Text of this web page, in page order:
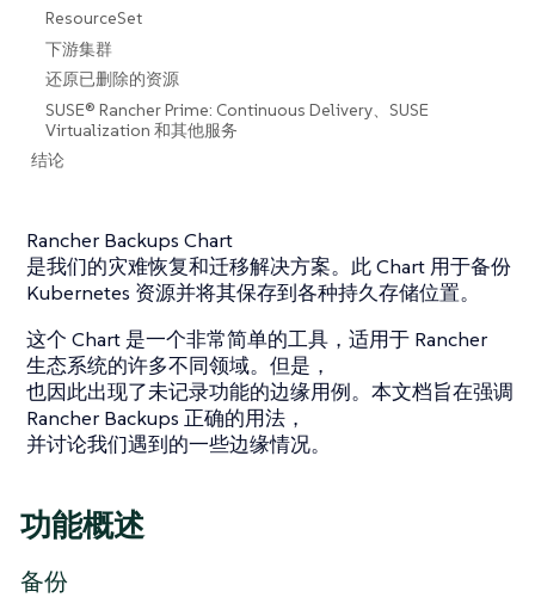
ResourceSet
下游集群
还原已删除的资源
SUSE® Rancher Prime: Continuous Delivery、SUSE
Virtualization 和其他服务
结论
Rancher Backups Chart
是我们的灾难恢复和迁移解决方案。此 Chart 用于备份
Kubernetes 资源并将其保存到各种持久存储位置。
这个 Chart 是一个非常简单的工具，适用于 Rancher
生态系统的许多不同领域。但是，
也因此出现了未记录功能的边缘用例。本文档旨在强调
Rancher Backups 正确的用法，
并讨论我们遇到的一些边缘情况。
功能概述
备份